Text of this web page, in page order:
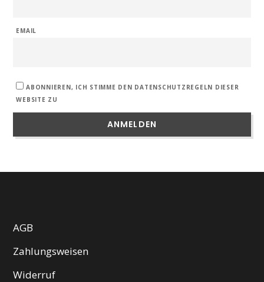
EMAIL
ABONNIEREN, ICH STIMME DEN DATENSCHUTZREGELN DIESER
WEBSITE ZU
AGB
Zahlungsweisen
Widerruf